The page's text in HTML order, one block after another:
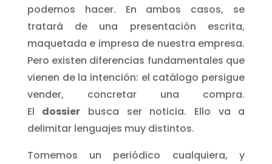
podemos hacer. En ambos casos, se
tratará de una presentación escrita,
maquetada e impresa de nuestra empresa.
Pero existen diferencias fundamentales que
vienen de la intención: el catálogo persigue
vender, concretar una compra.
El dossier busca ser noticia. Ello va a
delimitar lenguajes muy distintos.
Tomemos un periódico cualquiera, y